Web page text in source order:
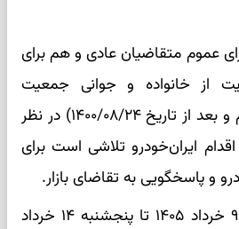
عموم متقاضیان عادی و هم برای
از خانواده و جوانی جمعیت
(مادران دارای فرزند دوم و بعد از تاریخ ۱۴۰۰/۰۸/۲۴) در نظر
ایران‌خودرو تلاشی است برای
و پاسخگویی به تقاضای بازار.
زمان ثبت‌نام: از شنبه ۹ خرداد ۱۴۰۵ تا پنجشنبه ۱۴ خرداد